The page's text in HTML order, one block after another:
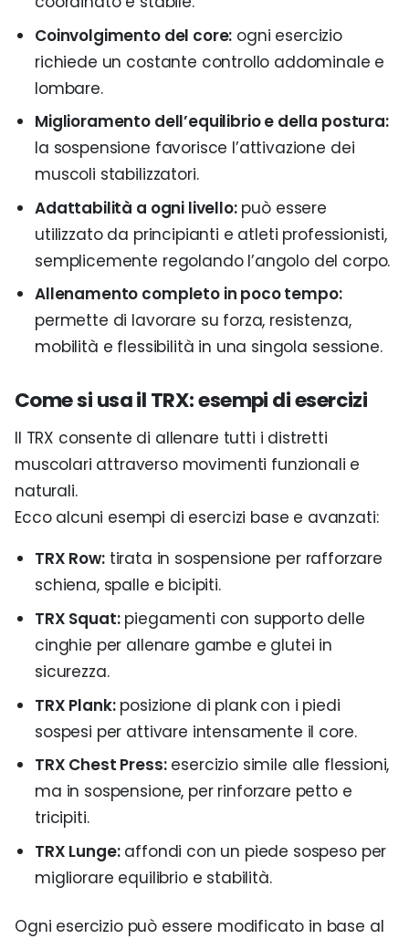
Coinvolgimento del core: ogni esercizio
richiede un costante controllo addominale e
lombare.
Miglioramento dell’equilibrio e della postura:
la sospensione favorisce l’attivazione dei
muscoli stabilizzatori.
Adattabilità a ogni livello:può essere
utilizzato da principianti e atleti professionisti,
semplicemente regolando l’angolo del corpo.
Allenamento completo in poco tempo:
permette di lavorare su forza, resistenza,
mobilità e flessibilità in una singola sessione.
Come si usa il TRX: esempi di esercizi
Il TRX consente di allenare tutti i distretti
muscolari attraverso movimenti funzionali e
naturali.
Ecco alcuni esempi di esercizi base e avanzati:
TRX Row:tirata in sospensione per rafforzare
schiena, spalle e bicipiti.
TRX Squat:piegamenti con supporto delle
cinghie per allenare gambe e glutei in
sicurezza.
TRX Plank:posizione di plank con i piedi
sospesi per attivare intensamente il core.
TRX Chest Press:esercizio simile alle flessioni,
ma in sospensione, per rinforzare petto e
tricipiti.
TRX Lunge:affondi con un piede sospeso per
migliorare equilibrio e stabilità.
Ogni esercizio può essere modificato in base al